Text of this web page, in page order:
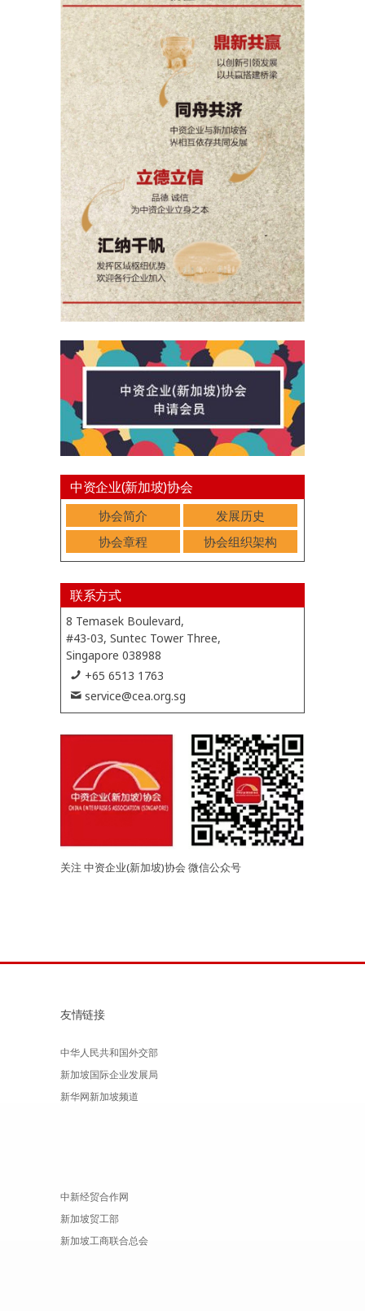
中资企业(新加坡)协会
协会简介
发展历史
协会章程
协会组织架构
联系方式
8 Temasek Boulevard,
#43-03, Suntec Tower Three,
Singapore 038988
+65 6513 1763
service@cea.org.sg
关注 中资企业(新加坡)协会 微信公众号
友情链接
中华人民共和国外交部
新加坡国际企业发展局
新华网新加坡频道
中新经贸合作网
新加坡贸工部
新加坡工商联合总会